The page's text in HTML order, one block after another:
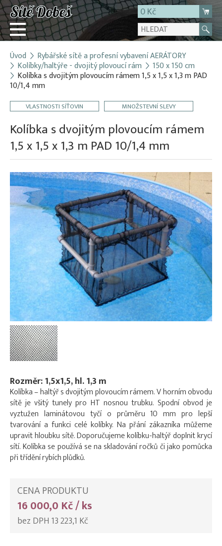
0 Kč
Přihlásit
Registrace
O firmě
Kontakt
Úvod Rybářské sítě a profesní vybavení AERÁTORY
Kolíbky/haltýře - dvojitý plovoucí rám 150 x 150 cm
Kolíbka s dvojitým plovoucím rámem 1,5 x 1,5 x 1,3 m PAD
10/1,4 mm
VLASTNOSTI SÍŤOVIN MNOŽSTEVNÍ SLEVY
Kolíbka s dvojitým plovoucím rámem
1,5 x 1,5 x 1,3 m PAD 10/1,4 mm
Rozměr: 1,5x1,5, hl. 1,3 m
Kolíbka – haltýř s dvojitým plovoucím rámem. V horním obvodu
sítě je všitý tunely pro HT nosnou trubku. Spodní obvod je
vyztužen laminátovou tyčí o průměru 10 mm pro lepší
tvarování a funkci celé kolíbky. Na přání zákazníka můžeme
upravit hloubku sítě. Doporučujeme kolíbku-haltýř doplnit krycí
sítí. Kolíbka se používá se na skladování ročků či jako pomůcka
při třídění rybích plůdků.
CENA PRODUKTU
16 000,0 Kč / ks
bez DPH 13 223,1 Kč